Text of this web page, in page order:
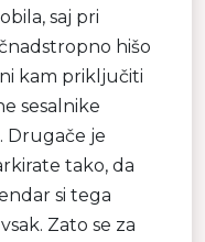
saj pri
hišo
kam priključiti
sesalnike
Drugače je
tako, da
si tega
Zato se za